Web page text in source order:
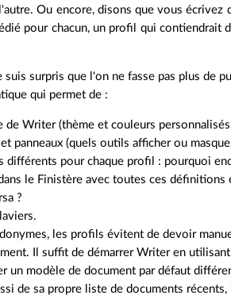
Ou encore, disons que vous
pour chacun, un profil qui contiendrait
surpris que l'on ne fasse pas plus de
qui permet de :
de Writer (thème et couleurs
panneaux (quels outils afficher ou
différents pour chaque profil : pourquoi
le Finistère avec toutes ces
?
les profils évitent de devoir
Il suffit de démarrer Writer en
un modèle de document par défaut
de sa propre liste de documents